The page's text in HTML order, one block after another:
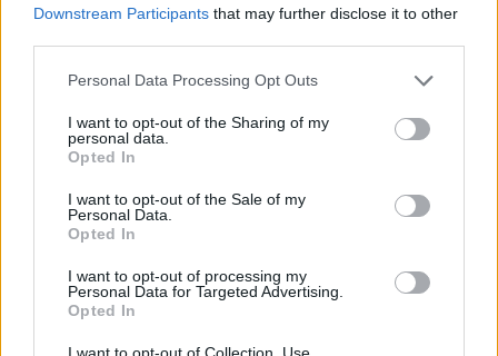
Downstream Participants that may further disclose it to other
Personal Data Processing Opt Outs
I want to opt-out of the Sharing of my
personal data.
Opted In
I want to opt-out of the Sale of my
Personal Data.
Opted In
I want to opt-out of processing my
Personal Data for Targeted Advertising.
Opted In
I want to opt-out of Collection, Use,
Mit Fremdsprachen die Karriere voranbringen
Der Sprachaufenthalt in einem anderen Land zum
Vertiefen der eigenen Sprachkenntnisse kann einen nicht
zu unterschätzenden Schub für die Karriere bedeutend,
zum eigentlichen Berufsbild gehört, wie es etwa bei
Dolmetschern, Übersetzern oder Diplomaten der Fall ist.
Einer der wichtigsten Gründe, die für ein regelmässiges
Sprachtraining sprechen, besteht darin, dass dies die